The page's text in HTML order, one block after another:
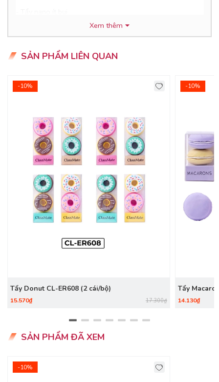
ƯU ĐIỂM CỦA SẢN PHẨM
- Tẩy CLASSMATE với độ bền dẻo cao có khả năng tẩy
sạch các vết chì đen mà không gây rách giấy, không làm
- Tẩy dẻo dai thành sợi khi tẩy không hề tạo bụi và bắt
- Được bọc một lớp giấy chắc chắn bảo vệ bên ngoài để
hạn chế bị dính bẩn bụi khi chưa sử dụng.
- Là sản phẩm được yêu thích và tin dùng trong học tập và
trong văn phòng.
- Chất liệu an toàn tuyệt đối kể cả với trẻ em.
HƯỚNG DẪN BẢO QUẢN
- Khi sử dụng chỉ cần tẩy nhẹ nhàng
Xem thêm
SẢN PHẨM LIÊN QUAN
-10%
Tẩy Donut CL-ER608 (2 cái/bộ)
15.570₫ 17.300₫
-10%
Tẩy
14.130₫
SẢN PHẨM ĐÃ XEM
-10%